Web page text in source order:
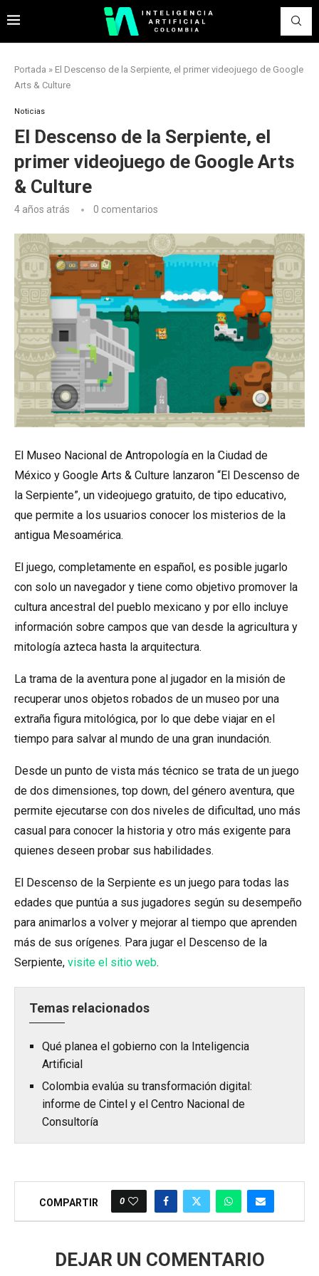
Portada » El Descenso de la Serpiente, el primer videojuego de Google
Arts & Culture
Noticias
El Descenso de la Serpiente, el
primer videojuego de Google Arts
& Culture
4 años atrás 0 comentarios
El Museo Nacional de Antropología en la Ciudad de
México y Google Arts & Culture lanzaron “El Descenso de
la Serpiente”, un videojuego gratuito, de tipo educativo,
que permite a los usuarios conocer los misterios de la
antigua Mesoamérica.
El juego, completamente en español, es posible jugarlo
con solo un navegador y tiene como objetivo promover la
cultura ancestral del pueblo mexicano y por ello incluye
información sobre campos que van desde la agricultura y
mitología azteca hasta la arquitectura.
La trama de la aventura pone al jugador en la misión de
recuperar unos objetos robados de un museo por una
extraña figura mitológica, por lo que debe viajar en el
tiempo para salvar al mundo de una gran inundación.
Desde un punto de vista más técnico se trata de un juego
de dos dimensiones, top down, del género aventura, que
permite ejecutarse con dos niveles de dificultad, uno más
casual para conocer la historia y otro más exigente para
quienes deseen probar sus habilidades.
El Descenso de la Serpiente es un juego para todas las
edades que puntúa a sus jugadores según su desempeño
para animarlos a volver y mejorar al tiempo que aprenden
más de sus orígenes. Para jugar el Descenso de la
Serpiente, visite el sitio web.
Temas relacionados
Qué planea el gobierno con la Inteligencia
Artificial
Colombia evalúa su transformación digital:
informe de Cintel y el Centro Nacional de
Consultoría
COMPARTIR 0
DEJAR UN COMENTARIO